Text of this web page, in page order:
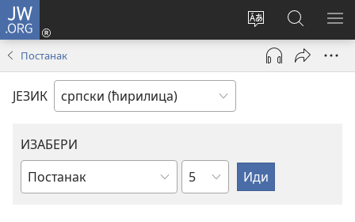
JW.ORG
Промени
језик
сајта
Пријава
(отвара
прозор)
Претрага
сајта
JW.ORG
Постанак
ЈЕЗИК
ИЗАБЕРИ
Библијска
Поглавље